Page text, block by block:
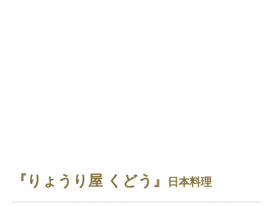
『りょうり屋 くどう』 日本料理